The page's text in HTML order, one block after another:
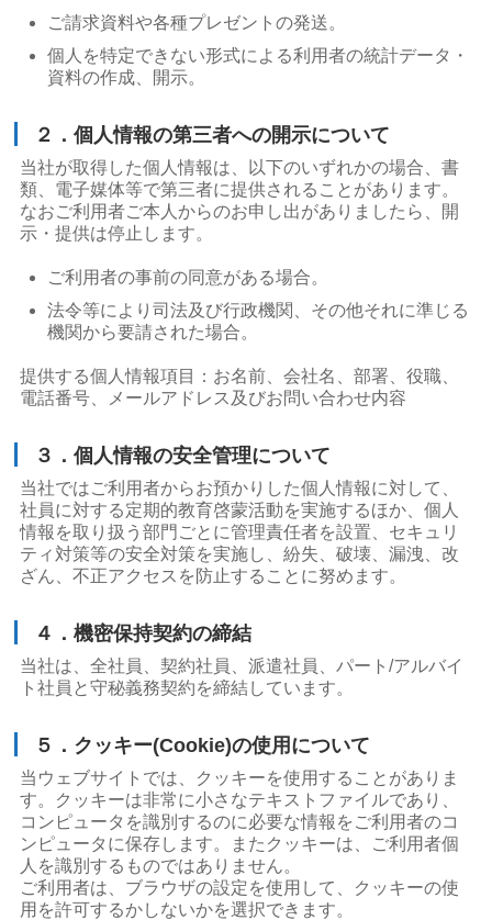
ご請求資料や各種プレゼントの発送。
個人を特定できない形式による利用者の統計データ・
資料の作成、開示。
２．個人情報の第三者への開示について
当社が取得した個人情報は、以下のいずれかの場合、書
類、電子媒体等で第三者に提供されることがあります。
なおご利用者ご本人からのお申し出がありましたら、開
示・提供は停止します。
ご利用者の事前の同意がある場合。
法令等により司法及び行政機関、その他それに準じる
機関から要請された場合。
提供する個人情報項目：お名前、会社名、部署、役職、
電話番号、メールアドレス及びお問い合わせ内容
３．個人情報の安全管理について
当社ではご利用者からお預かりした個人情報に対して、
社員に対する定期的教育啓蒙活動を実施するほか、個人
情報を取り扱う部門ごとに管理責任者を設置、セキュリ
ティ対策等の安全対策を実施し、紛失、破壊、漏洩、改
ざん、不正アクセスを防止することに努めます。
４．機密保持契約の締結
当社は、全社員、契約社員、派遣社員、パート/アルバイ
ト社員と守秘義務契約を締結しています。
５．クッキー(Cookie)の使用について
当ウェブサイトでは、クッキーを使用することがありま
す。クッキーは非常に小さなテキストファイルであり、
コンピュータを識別するのに必要な情報をご利用者のコ
ンピュータに保存します。またクッキーは、ご利用者個
人を識別するものではありません。
ご利用者は、ブラウザの設定を使用して、クッキーの使
用を許可するかしないかを選択できます。